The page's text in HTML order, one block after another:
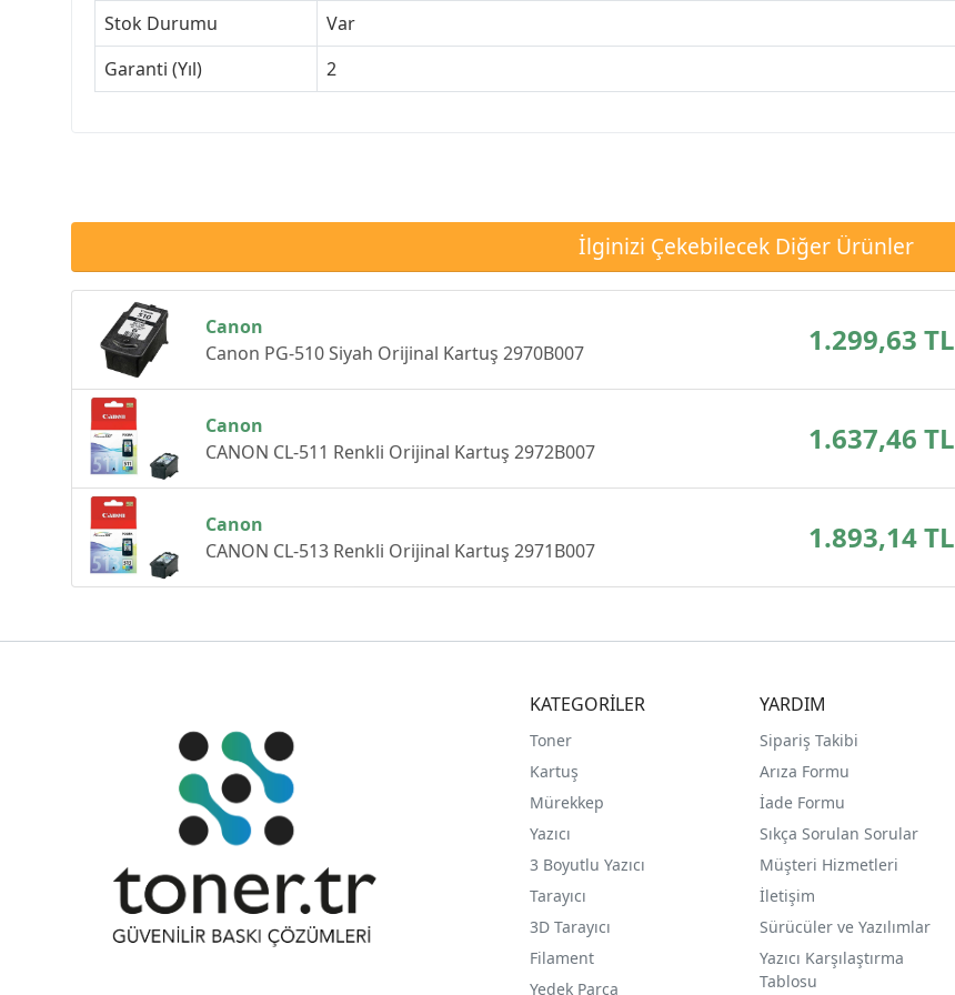
Stok Durumu
Var
Garanti (Yıl)
2
İlginizi Çekebilecek Diğer Ürünler
Canon
Canon PG-510 Siyah Orijinal Kartuş 2970B007
1.299,63 TL
Canon
CANON CL-511 Renkli Orijinal Kartuş 2972B007
1.637,46 TL
Canon
CANON CL-513 Renkli Orijinal Kartuş 2971B007
1.893,14 TL
KATEGORİLER
Toner
Kartuş
Mürekkep
Yazıcı
3 Boyutlu Yazıcı
Tarayıcı
3D Tarayıcı
Filament
Yedek Parça
YARDIM
Sipariş Takibi
Arıza Formu
İade Formu
Sıkça Sorulan Sorular
Müşteri Hizmetleri
İletişim
Sürücüler ve Yazılımlar
Yazıcı Karşılaştırma
Tablosu